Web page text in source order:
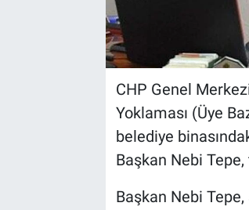
CHP Genel
Yoklaması (Üye
belediye
Başkan Nebi
Başkan Nebi